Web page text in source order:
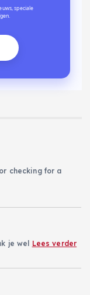
speciale
checking for a
je wel Lees verder